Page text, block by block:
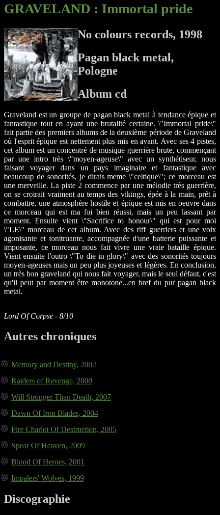
GRAVELAND : Immortal pride
No colours records, 1998
Pagan black metal,
Pologne
Album cd
Graveland est un groupe de pagan black metal à tendance épique et
fantastique tout en ayant une brutalité certaine. \"Immortal pride\"
fait partie des premiers albums de la deuxième période de Graveland
où l'esprit épique est nettement plus mis en avant. Avec ses 4 pistes,
cet album est un concentré de musique guerrière brute, commençant
par une intro très \"moyen-ageuse\" avec un synthétiseur, nous
faisant voyager dans un pays imaginaire et fantastique avec
beaucoup de sonorités, je dirais meme \"celtique\"; ce morceau est
une merveille. La piste 2 commence par une mélodie très guerrière,
on se croirait vraiment au temps des vikings, épée à la main, prêt à
combattre, une atmosphère hostile et épique est mis en oeuvre dans
ce morceau qui est ma foi bien réussi, mais un peu lassant par
moment. Ensuite vient \"Sacrifice to honour\" qui est pour moi
\"LE\" morceau de cet album. Avec des riff guerriers et une voix
agonisante et tonitruante, accompagnée d'une batterie puissante et
imposante, ce morceau nous fait vivre une vraie bataille épique.
Vient ensuite l'outro \"To die in glory\" avec des sonorités toujours
moyen-ageuses mais un peu plus joyeuses et légères. En conclusion,
un très bon graveland qui nous fait voyager, mais le seul défaut, c'est
qu'il peut par moment être monotone...en bref du pur pagan black
metal.
Lord Of Corpse - 8/10
Autres chroniques
Memory and Destiny, 2002
Raiders of Revenge, 2000
Will Stronger Than Death, 2007
Dawn Of Iron Blades, 2004
Fire Chariot Of Destruction, 2005
Spear Of Heaven, 2009
Blood Of Heroes, 2001
Impalers' Wolves, 1999
Discographie